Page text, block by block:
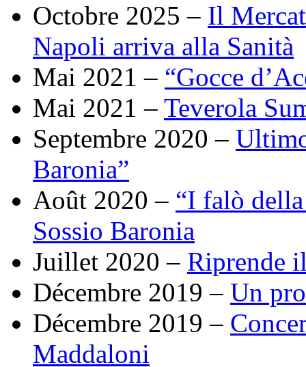
Octobre 2025 – Il
Napoli arriva alla Sanità
Mai 2021 – “Gocce
Mai 2021 – Teverola
Septembre 2020 –
Baronia”
Août 2020 – “I falò
Sossio Baronia
Juillet 2020 – Riprende
Décembre 2019 – Un
Décembre 2019 –
Maddaloni